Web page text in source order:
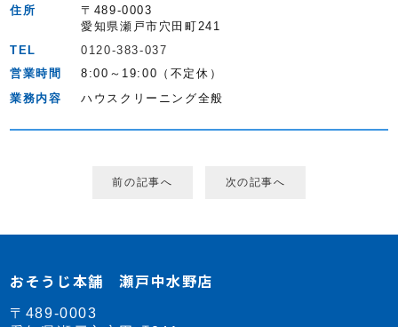
住所
〒489-0003
愛知県瀬戸市穴田町241
TEL
0120-383-037
営業時間
8:00～19:00（不定休）
業務内容
ハウスクリーニング全般
前の記事へ 次の記事へ
おそうじ本舗 瀬戸中水野店
〒489-0003